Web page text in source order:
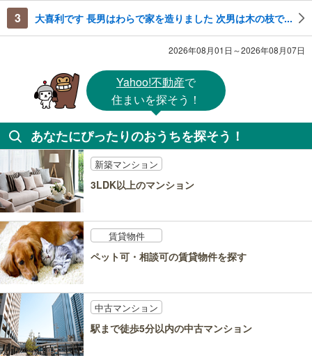
3 大喜利です 長男はわらで家を造りました 次男は木の枝で...
2026年08月01日～2026年08月07日
Yahoo!不動産で
住まいを探そう！
あなたにぴったりのおうちを探そう！
新築マンション
3LDK以上のマンション
賃貸物件
ペット可・相談可の賃貸物件を探す
中古マンション
駅まで徒歩5分以内の中古マンション